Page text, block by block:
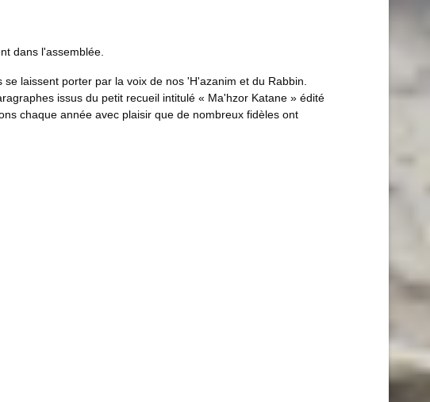
dans l'assemblée.
laissent porter par la voix de nos 'H'azanim et du Rabbin.
issus du petit recueil intitulé « Ma'hzor Katane » édité
chaque année avec plaisir que de nombreux fidèles ont